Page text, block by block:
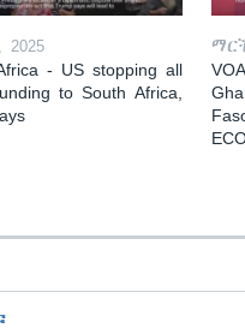
- US stopping all
to South Africa,